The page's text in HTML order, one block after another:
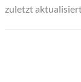
zuletzt